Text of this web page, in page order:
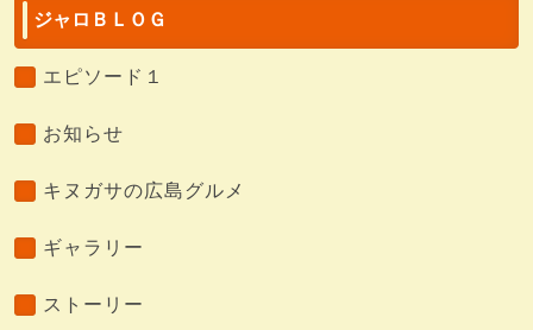
ジャロＢＬＯＧ
エピソード１
お知らせ
キヌガサの広島グルメ
ギャラリー
ストーリー